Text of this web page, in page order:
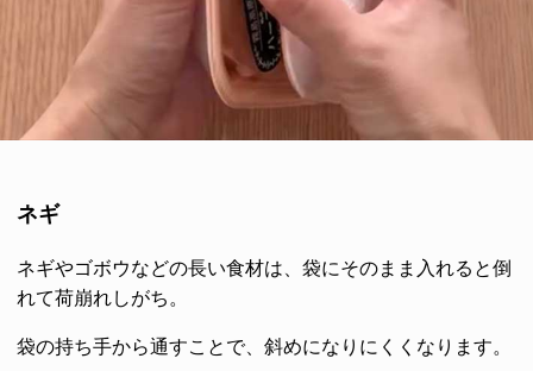
ネギ
ネギやゴボウなどの長い食材は、袋にそのまま入れると倒
れて荷崩れしがち。
袋の持ち手から通すことで、斜めになりにくくなります。